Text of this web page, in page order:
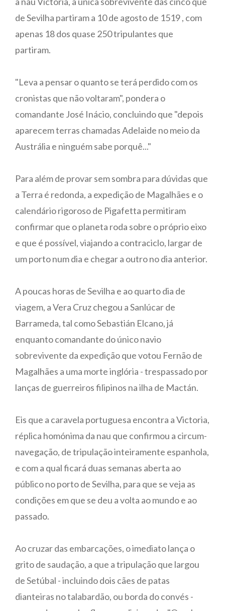
de Sevilha partiram a 10 de agosto de 1519 , com
apenas 18 dos quase 250 tripulantes que
partiram.
"Leva a pensar o quanto se terá perdido com os
cronistas que não voltaram", pondera o
comandante José Inácio, concluindo que "depois
aparecem terras chamadas Adelaide no meio da
Austrália e ninguém sabe porquê..."
Para além de provar sem sombra para dúvidas que
a Terra é redonda, a expedição de Magalhães e o
calendário rigoroso de Pigafetta permitiram
confirmar que o planeta roda sobre o próprio eixo
e que é possível, viajando a contraciclo, largar de
um porto num dia e chegar a outro no dia anterior.
A poucas horas de Sevilha e ao quarto dia de
viagem, a Vera Cruz chegou a Sanlúcar de
Barrameda, tal como Sebastián Elcano, já
enquanto comandante do único navio
sobrevivente da expedição que votou Fernão de
Magalhães a uma morte inglória - trespassado por
lanças de guerreiros filipinos na ilha de Mactán.
Eis que a caravela portuguesa encontra a Victoria,
réplica homónima da nau que confirmou a circum-
navegação, de tripulação inteiramente espanhola,
e com a qual ficará duas semanas aberta ao
público no porto de Sevilha, para que se veja as
condições em que se deu a volta ao mundo e ao
passado.
Ao cruzar das embarcações, o imediato lança o
grito de saudação, a que a tripulação que largou
de Setúbal - incluindo dois cães de patas
dianteiras no talabardão, ou borda do convés -